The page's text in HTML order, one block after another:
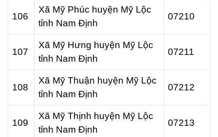
106
Xã Mỹ Phúc huyện Mỹ Lộc
tỉnh Nam Định
07210
107
Xã Mỹ Hưng huyện Mỹ Lộc
tỉnh Nam Định
07211
108
Xã Mỹ Thuận huyện Mỹ Lộc
tỉnh Nam Định
07212
109
Xã Mỹ Thịnh huyện Mỹ Lộc
tỉnh Nam Định
07213